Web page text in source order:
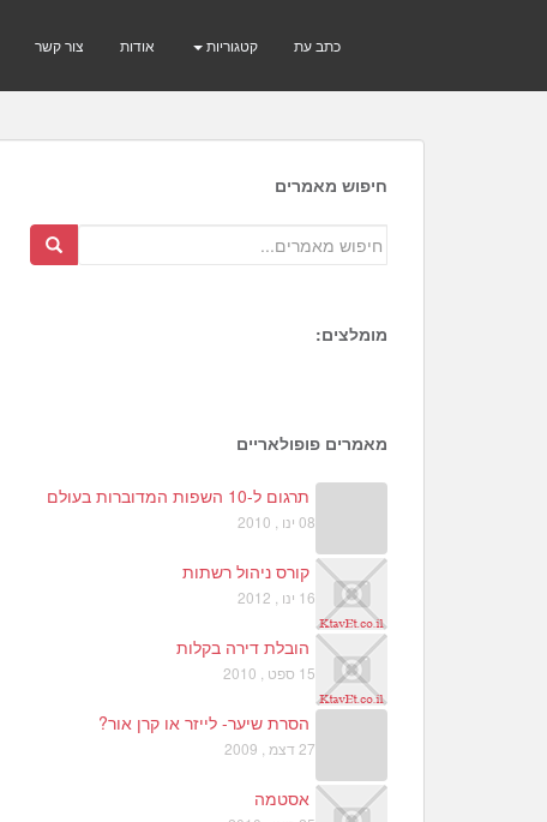
צור קשר אודות קטגוריות כתב עת
חיפוש מאמרים
מומלצים:
מאמרים פופולאריים
תרגום ל-10 השפות המדוברות בעולם
08 ינו , 2010
קורס ניהול רשתות
16 ינו , 2012
הובלת דירה בקלות
15 ספט , 2010
הסרת שיער- לייזר או קרן אור?
27 דצמ , 2009
אסטמה